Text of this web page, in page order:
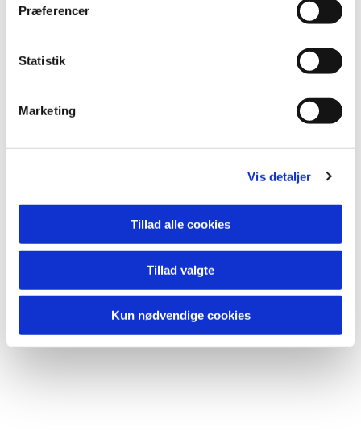
Præferencer
Statistik
Marketing
Vis detaljer
Tillad alle cookies
Tillad valgte
Kun nødvendige cookies
Du vil måske også kunne lide...